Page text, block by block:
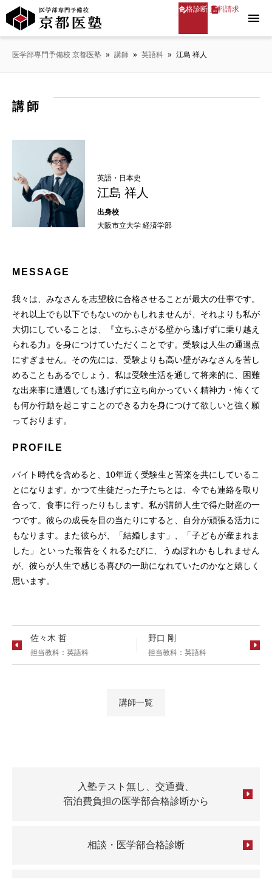
合格診断 資料請求
menu
医学部専門予備校 京都医塾 » 講師 » 英語科 » 江島 祥人
講師
英語・日本史
江島 祥人
大阪市立大学 経済学部
MESSAGE
我々は、みなさんを志望校に合格させることが最大の仕事です。
それ以上でも以下でもないのかもしれませんが、それよりも私が
大切にしていることは、『立ちふさがる壁から逃げずに乗り越え
られる力』を身につけていただくことです。受験は人生の通過点
にすぎません。その先には、受験よりも高い壁がみなさんを苦し
めることもあるでしょう。私は受験生活を通して将来的に、困難
な出来事に遭遇しても逃げずに立ち向かっていく精神力・怖くて
も何か行動を起こすことのできる力を身につけて欲しいと強く願
っております。
PROFILE
バイト時代を含めると、10年近く受験生と苦楽を共にしているこ
とになります。かつて生徒だった子たちとは、今でも連絡を取り
合って、食事に行ったりもします。私が講師人生で得た財産の一
つです。彼らの成長を目の当たりにすると、自分が頑張る活力に
もなります。また彼らが、「結婚します」、「子どもが産まれま
した」といった報告をくれるたびに、うぬぼれかもしれません
が、彼らが人生で感じる喜びの一助になれていたのかなと嬉しく
思います。
佐々木 哲
英語科
野口 剛
英語科
講師一覧
入塾テスト無し、交通費、
宿泊費負担の医学部合格診断から
相談・医学部合格診断